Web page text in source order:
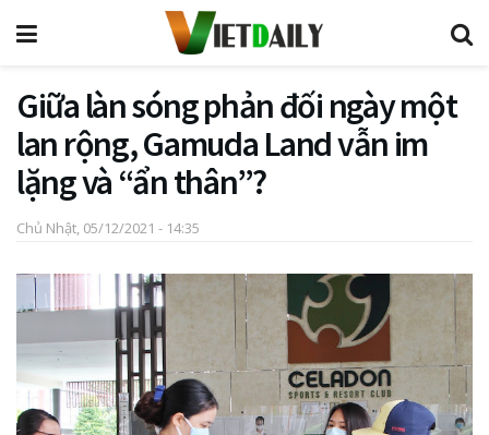
Giữa làn sóng phản đối ngày một
lan rộng, Gamuda Land vẫn im
lặng và “ẩn thân”?
Chủ Nhật, 05/12/2021 - 14:35